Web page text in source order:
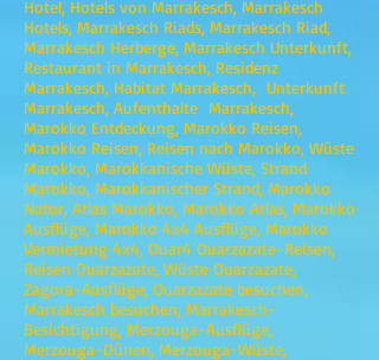
Hotel, Hotels von Marrakesch, Marrakesch
Hotels, Marrakesch Riads, Marrakesch Riad,
Marrakesch Herberge, Marrakesch Unterkunft,
Restaurant in Marrakesch, Residenz
Marrakesch, Habitat Marrakesch, Unterkunft
Marrakesch, Aufenthalte Marrakesch,
Marokko Entdeckung, Marokko Reisen,
Marokko Reisen, Reisen nach Marokko, Wüste
Marokko, Marokkanische Wüste, Strand
Marokko, Marokkanischer Strand, Marokko
Natur, Atlas Marokko, Marokko Atlas, Marokko
Ausflüge, Marokko 4x4 Ausflüge, Marokko
Vermietung 4x4, Ouar4 Ouarzazate-Reisen,
Reisen Ouarzazate, Wüste Ouarzazate,
Zagora-Ausflüge, Ouarzazate besuchen,
Marrakesch besuchen, Marrakesch-
Besichtigung, Merzouga-Ausflüge,
Merzouga-Dünen, Merzouga-Wüste,